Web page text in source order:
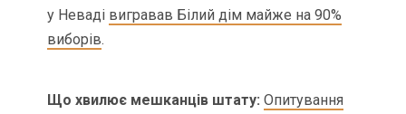
у Неваді вигравав Білий дім майже на 90%
виборів.
Що хвилює мешканців штату:Опитування